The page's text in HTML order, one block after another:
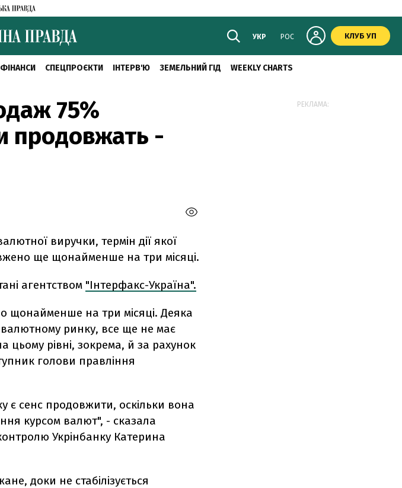
УКР РОС КЛУБ УП
ФІНАНСИ СПЕЦПРОЄКТИ ІНТЕРВ'Ю ЗЕМЕЛЬНИЙ ГІД WEEKLY CHARTS
75%
продовжать -
виручки, термін дії якої
ще щонайменше на три місяці.
агентством "Інтерфакс-Україна".
щонайменше на три місяці. Деяка
валютному ринку, все ще не має
цьому рівні, зокрема, й за рахунок
голови правління
є сенс продовжити, оскільки вона
курсом валют", - сказала
Укрінбанку Катерина
доки не стабілізується
РЕКЛАМА: